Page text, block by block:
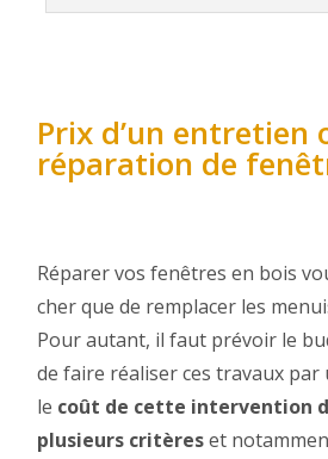
Prix d’un entretien
réparation de
Réparer vos fenêtres en bois
cher que de remplacer les
Pour autant, il faut prévoir le
de faire réaliser ces travaux par
le coût de cette intervention
plusieurs critèreset